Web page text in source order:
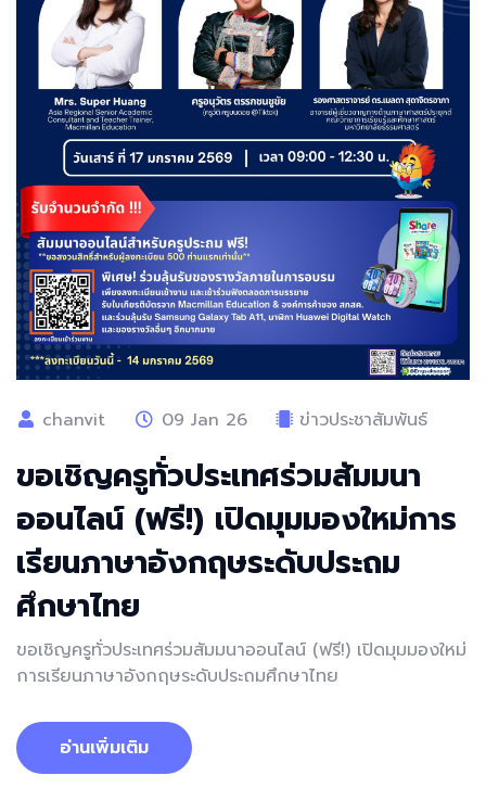
chanvit 09 Jan 26 ข่าวประชาสัมพันธ์
ขอเชิญครูทั่วประเทศร่วมสัมมนา
ออนไลน์ (ฟรี!) เปิดมุมมองใหม่การ
เรียนภาษาอังกฤษระดับประถม
ศึกษาไทย
ขอเชิญครูทั่วประเทศร่วมสัมมนาออนไลน์ (ฟรี!) เปิดมุมมองใหม่
การเรียนภาษาอังกฤษระดับประถมศึกษาไทย
อ่านเพิ่มเติม